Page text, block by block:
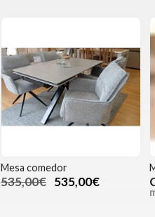
Mesa comedor
535,00€ 535,00€